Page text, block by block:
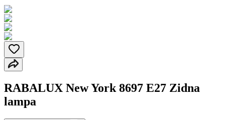
RABALUX New York 8697 E27 Zidna
lampa